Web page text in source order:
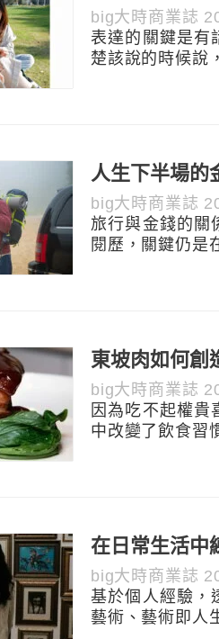
big大時商業誌
表達的關鍵是有
楚該說的時候說
人生下半場的
big大時商業誌
旅行與金錢的關
閱歷，關鍵仍是
東坡肉如何創
big大時商業誌
因為吃不起權貴
中改變了飲食習
在日常生活中
big大時商業誌
基於個人經驗，
藝術、藝術即人